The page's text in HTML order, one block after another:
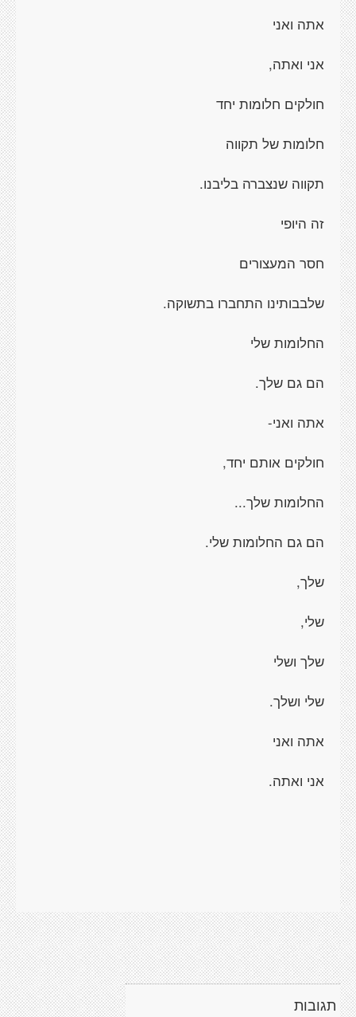
אתה ואני
אני ואתה,
חולקים חלומות יחד
חלומות של תקווה
תקווה שנצברה בליבנו.
זה היופי
חסר המעצורים
שלבבותינו התחברו בתשוקה.
החלומות שלי
הם גם שלך.
אתה ואני-
חולקים אותם יחד,
החלומות שלך...
הם גם החלומות שלי.
שלך,
שלי,
שלך ושלי
שלי ושלך.
אתה ואני
אני ואתה.
תגובות